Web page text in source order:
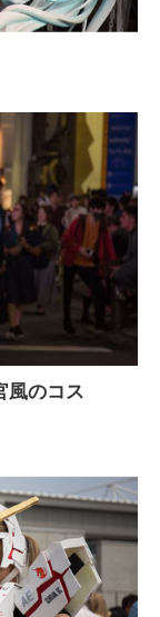
風のコス